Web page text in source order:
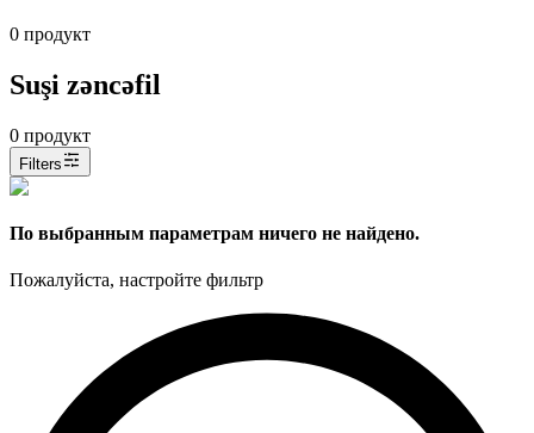
0 продукт
Suşi zəncəfil
0 продукт
Filters
По выбранным параметрам ничего не найдено.
Пожалуйста, настройте фильтр